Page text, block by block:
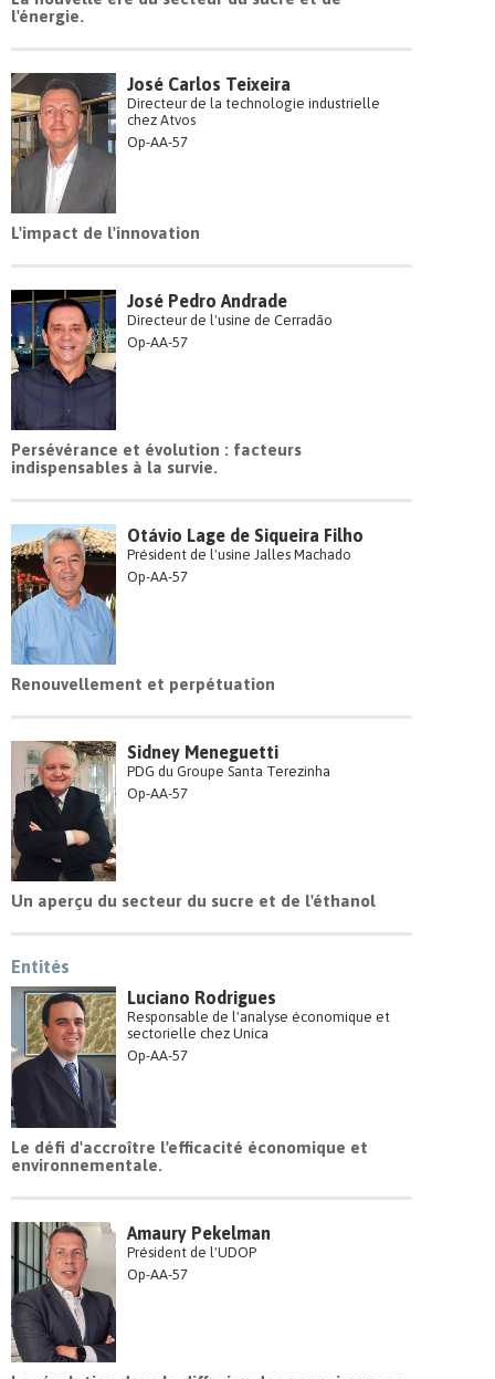
l'énergie.
José Carlos Teixeira
Directeur de la technologie industrielle
chez Atvos
Op-AA-57
L'impact de l'innovation
José Pedro Andrade
Directeur de l'usine de Cerradão
Op-AA-57
Persévérance et évolution : facteurs
indispensables à la survie.
Otávio Lage de Siqueira Filho
Président de l'usine Jalles Machado
Op-AA-57
Renouvellement et perpétuation
Sidney Meneguetti
PDG du Groupe Santa Terezinha
Op-AA-57
Un aperçu du secteur du sucre et de l'éthanol
Entités
Luciano Rodrigues
Responsable de l'analyse économique et
sectorielle chez Unica
Op-AA-57
Le défi d'accroître l'efficacité économique et
environnementale.
Amaury Pekelman
Président de l'UDOP
Op-AA-57